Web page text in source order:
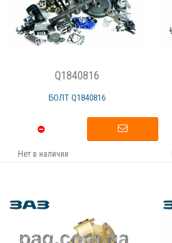
Q1840816
БОЛТ Q1840816
Нет в наличии